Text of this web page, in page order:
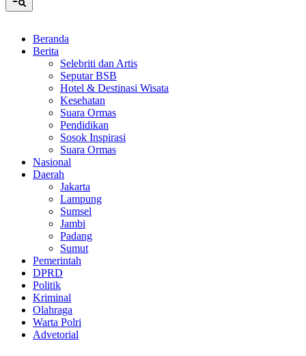
Beranda
Berita
Selebriti dan Artis
Seputar BSB
Hotel & Destinasi Wisata
Kesehatan
Suara Ormas
Pendidikan
Sosok Inspirasi
Suara Ormas
Nasional
Daerah
Jakarta
Lampung
Sumsel
Jambi
Padang
Sumut
Pemerintah
DPRD
Politik
Kriminal
Olahraga
Warta Polri
Advetorial